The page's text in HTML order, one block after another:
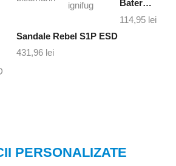
Baterie externa magsafe 10000 mAh
114,95 lei
Sandale Rebel S1P ESD
431,96 lei
PERSONALIZATE